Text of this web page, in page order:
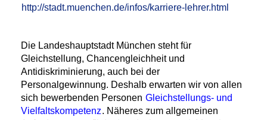
http://stadt.muenchen.de/infos/karriere-lehrer.html
Die Landeshauptstadt München steht für
Gleichstellung, Chancengleichheit und
Antidiskriminierung, auch bei der
Personalgewinnung. Deshalb erwarten wir von allen
sich bewerbenden Personen Gleichstellungs- und
Vielfaltskompetenz. Näheres zum allgemeinen